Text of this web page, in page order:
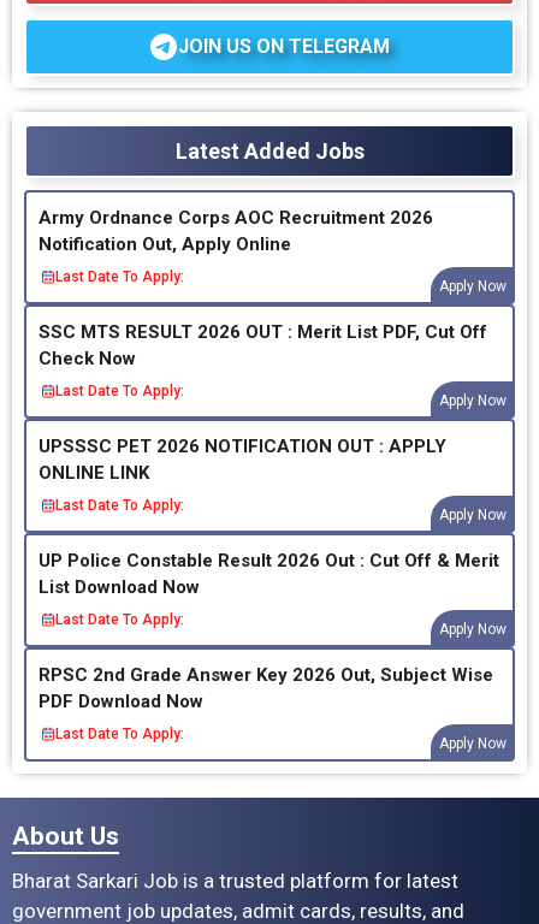
JOIN US ON TELEGRAM
Latest Added Jobs
Army Ordnance Corps AOC Recruitment 2026
Notification Out, Apply Online
Last Date To Apply:
Apply Now
SSC MTS RESULT 2026 OUT : Merit List PDF, Cut Off
Check Now
Last Date To Apply:
Apply Now
UPSSSC PET 2026 NOTIFICATION OUT : APPLY
ONLINE LINK
Last Date To Apply:
Apply Now
UP Police Constable Result 2026 Out : Cut Off & Merit
List Download Now
Last Date To Apply:
Apply Now
RPSC 2nd Grade Answer Key 2026 Out, Subject Wise
PDF Download Now
Last Date To Apply:
Apply Now
About Us
Bharat Sarkari Job is a trusted platform for latest
government job updates, admit cards, results, and